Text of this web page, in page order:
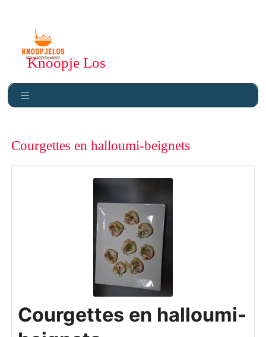
Knoopje Los
Courgettes en halloumi-beignets
Courgettes en halloumi-